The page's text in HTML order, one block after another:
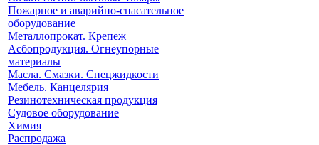
Пожарное и аварийно-спасательное
оборудование
Металлопрокат. Крепеж
Асбопродукция. Огнеупорные
материалы
Масла. Смазки. Спецжидкости
Мебель. Канцелярия
Резинотехническая продукция
Судовое оборудование
Химия
Распродажа